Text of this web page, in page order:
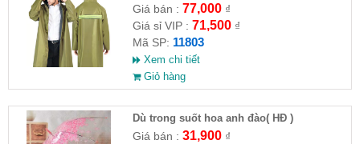
Giá bán : 77,000₫
Giá sỉ VIP : 71,500₫
Mã SP: 11803
Xem chi tiết
Giỏ hàng
Dù trong suốt hoa anh đào( HĐ )
Giá bán : 31,900₫